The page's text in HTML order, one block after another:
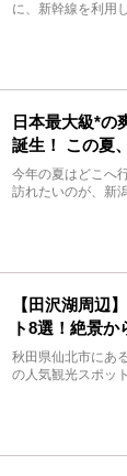
に、新幹線を利用
日本最大級*の
誕生！ この夏
生まれ変わる
今年の夏はどこへ
訪れたいのが、新
【田沢湖周辺
ト8選！絶景
秋田県仙北市にあ
の人気観光スポッ